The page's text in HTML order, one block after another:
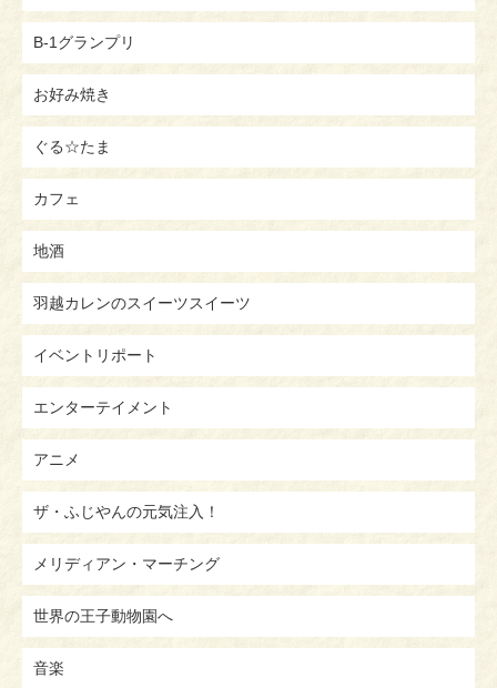
B-1グランプリ
お好み焼き
ぐる☆たま
カフェ
地酒
羽越カレンのスイーツスイーツ
イベントリポート
エンターテイメント
アニメ
ザ・ふじやんの元気注入！
メリディアン・マーチング
世界の王子動物園へ
音楽